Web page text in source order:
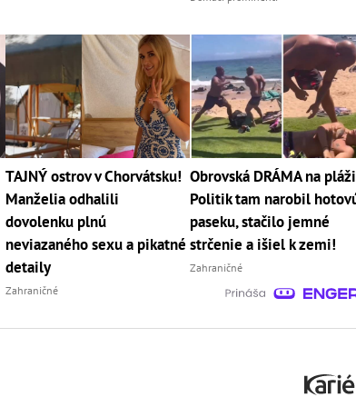
TAJNÝ ostrov v Chorvátsku!
Manželia odhalili
dovolenku plnú
neviazaného sexu a pikatné
detaily
Zahraničné
Obrovská DRÁMA na
Politik tam narobil
paseku, stačilo jemné
strčenie a išiel k zemi!
Zahraničné